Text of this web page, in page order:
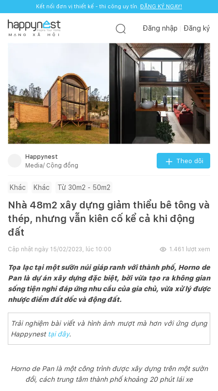
Kết nối đơn vị thiết kế - thi công uy tín. ĐĂNG KÝ NGAY!
M Ạ N G X Ã H Ộ I
Đăng nhập Đăng ký
Happynest
Media/ Cộng đồng
Theo dõi
Khác Khác Từ 30m2 - 50m2
Nhà 48m2 xây dựng giảm thiểu bê tông và
thép, nhưng vẫn kiên cố kể cả khi động
đất
Cập nhật ngày 15/02/2023, lúc 10:00 1.461 lượt xem
Tọa lạc tại một sườn núi giáp ranh với thành phố, Horno de
Pan là dự án xây dựng đặc biệt, bởi vừa tạo ra không gian
sống tiện nghi đáp ứng nhu cầu của gia chủ, vừa xử lý được
nhược điểm đất dốc và động đất.
Trải nghiệm bài viết và hình ảnh mượt mà hơn với ứng dụng
Happynest tại đây.
Horno de Pan là một công trình được xây dựng trên một sườn
đồi, cách trung tâm thành phố khoảng 20 phút lái xe